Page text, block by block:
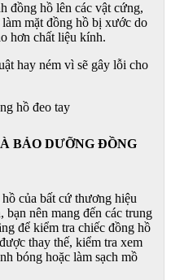
đồng hồ lên các vật cứng,
mặt đồng hồ bị xước do
hơn chất liệu kính.
hay ném vì sẽ gây lỗi cho
BẢO DƯỠNG ĐỒNG
của bất cứ thương hiệu
nên mang đến các trung
để kiểm tra chiếc đồng hồ
thay thế, kiểm tra xem
bóng hoặc làm sạch mồ